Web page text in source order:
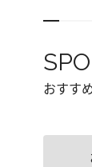
おすす